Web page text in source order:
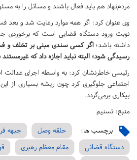
مردم‌نهاد هم باید فعال باشند و مسائل را به
وی عنوان کرد: اگر همه موارد رعایت شد و بعد
نوبت ورود دستگاه قضایی است که برخوردی
داشته باشد؛ اگر کسی سندی مبنی بر تخلف و
رسیدگی شود؛ البته نباید اجازه داد که غیرمستند
رئیسی خاطرنشان کرد: به واسطه اجرای
اجتماعی جلوگیری کرد چون ریشه بسیاری از
بیکاری برمی‌گردد.
منبع: تسنیم
برچسب ها: حلقه وصل
جبهه
دستگاه قضائی
مقام معظم رهبری